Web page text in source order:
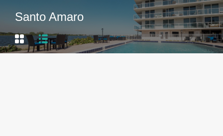
Santo Amaro